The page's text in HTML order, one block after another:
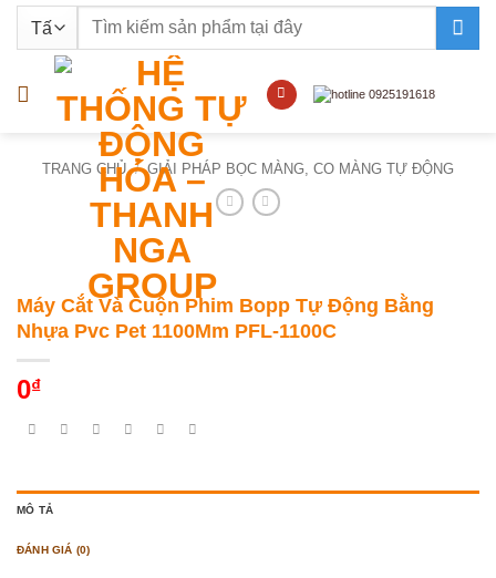
nội
Tìm
TRANG CHỦ / GIẢI PHÁP BỌC MÀNG, CO MÀNG TỰ ĐỘNG
Máy Cắt Và Cuộn Phim Bopp Tự Động Bằng
Nhựa Pvc Pet 1100Mm PFL-1100C
0₫
MÔ TẢ
ĐÁNH GIÁ (0)